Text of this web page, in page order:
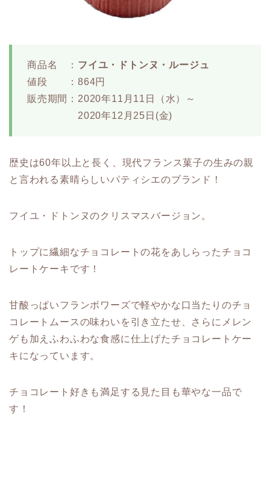
商品名 ： フイユ・ドトンヌ・ルージュ
値段 ：864円
販売期間：2020年11月11日（水）～
2020年12月25日(金)
歴史は60年以上と長く、現代フランス菓子の生みの親
と言われる素晴らしいパティシエのブランド！
フイユ・ドトンヌのクリスマスバージョン。
トップに繊細なチョコレートの花をあしらったチョコ
レートケーキです！
甘酸っぱいフランボワーズで軽やかな口当たりのチョ
コレートムースの味わいを引き立たせ、さらにメレン
ゲも加えふわふわな食感に仕上げたチョコレートケー
キになっています。
チョコレート好きも満足する見た目も華やな一品で
す！